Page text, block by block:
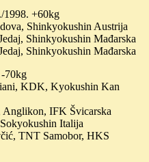
1998. +60kg
Shinkyokushin Austrija
Shinkyokushin Mađarska
Shinkyokushin Mađarska
70kg
KDK, Kyokushin Kan
Anglikon, IFK Švicarska
Italija
TNT Samobor, HKS